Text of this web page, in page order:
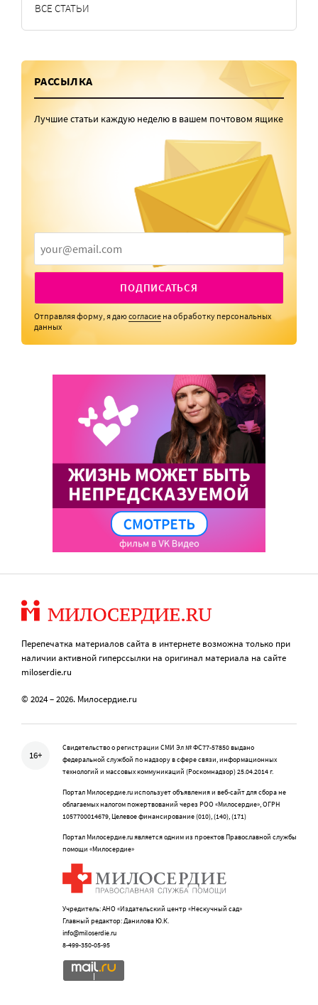
ВСЕ СТАТЬИ
РАССЫЛКА
Лучшие статьи каждую неделю в вашем почтовом ящике
ПОДПИСАТЬСЯ
Отправляя форму, я даюсогласие на обработку персональных
данных
Перепечатка материалов сайта в интернете возможна только при
наличии активной гиперссылки на оригинал материала на сайте
miloserdie.ru
© 2024 – 2026. Милосердие.ru
16+
Свидетельство о регистрации СМИ Эл № ФС77-57850 выдано
федеральной службой по надзору в сфере связи, информационных
технологий и массовых коммуникаций (Роскомнадзор) 25.04.2014 г.
Портал Милосердие.ru использует объявления и веб-сайт для сбора не
облагаемых налогом пожертвований через РОО «Милосердие», ОГРН
1057700014679, Целевое финансирование (010), (140), (171)
Портал Милосердие.ru является одним из проектов Православной службы
помощи «Милосердие»
Учредитель: АНО «Издательский центр «Нескучный сад»
Главный редактор: Данилова Ю.К.
info@miloserdie.ru
8-499-350-05-95